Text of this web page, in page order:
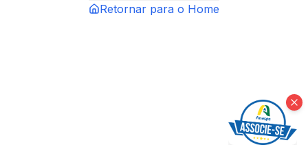
Retornar para o Home